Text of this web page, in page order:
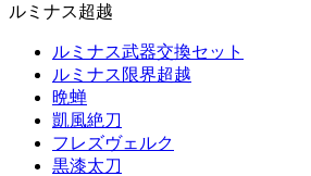
ルミナス超越
ルミナス武器交換セット
ルミナス限界超越
晩蝉
凱風絶刀
フレズヴェルク
黒漆太刀